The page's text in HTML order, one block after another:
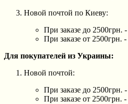
Новой почтой по Киеву:
При заказе до 2500грн.
При заказе от
Для покупателей из Украины:
Новой почтой:
При заказе до 2500грн.
При заказе от